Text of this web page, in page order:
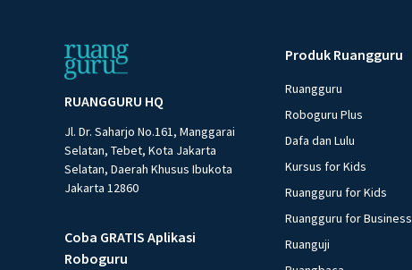
RUANGGURU HQ
Jl. Dr. Saharjo No.161, Manggarai
Selatan, Tebet, Kota Jakarta
Selatan, Daerah Khusus Ibukota
Jakarta 12860
Coba GRATIS Aplikasi
Roboguru
Produk Ruangguru
Ruangguru
Roboguru Plus
Dafa dan Lulu
Kursus for Kids
Ruangguru for Kids
Ruangguru for Business
Ruanguji